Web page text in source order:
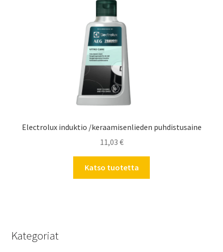
Electrolux induktio /keraamisenlieden puhdistusaine
11,03 €
Katso tuotetta
Kategoriat